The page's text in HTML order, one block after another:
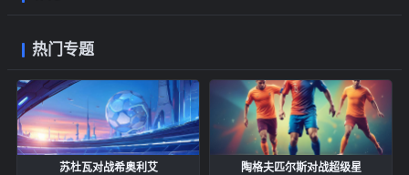
热门专题
苏杜瓦对战希奥利艾 陶格夫匹尔斯对战超级星